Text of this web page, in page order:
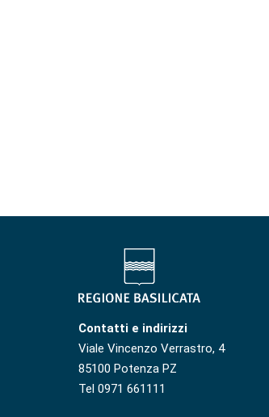
Contatti e indirizzi
Viale Vincenzo Verrastro, 4
85100 Potenza PZ
Tel 0971 661111